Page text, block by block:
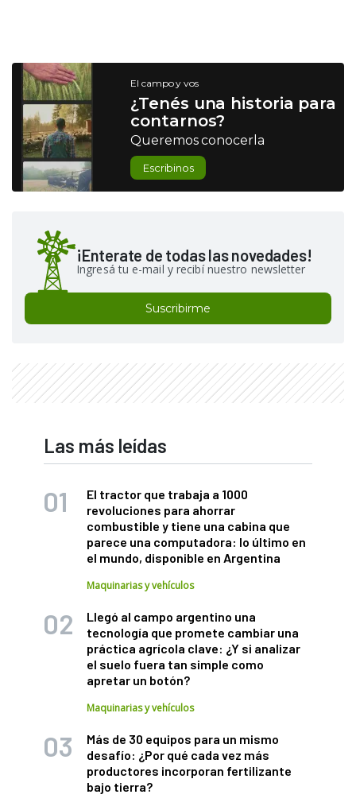
El campo y vos
¿Tenés una historia para
contarnos?
Queremos conocerla
Escribinos
¡Enterate de todas las novedades!
Ingresá tu e-mail y recibí nuestro newsletter
Suscribirme
Las más leídas
El tractor que trabaja a 1000
revoluciones para ahorrar
combustible y tiene una cabina que
parece una computadora: lo último en
el mundo, disponible en Argentina
Maquinarias y vehículos
Llegó al campo argentino una
tecnología que promete cambiar una
práctica agrícola clave: ¿Y si analizar
el suelo fuera tan simple como
apretar un botón?
Maquinarias y vehículos
Más de 30 equipos para un mismo
desafío: ¿Por qué cada vez más
productores incorporan fertilizante
bajo tierra?